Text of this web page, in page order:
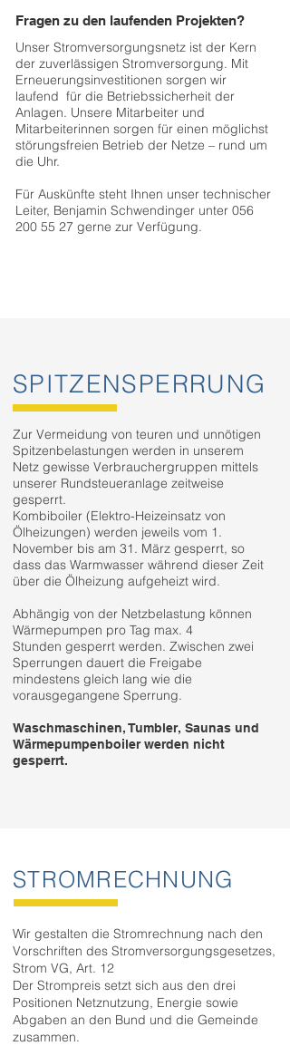
Fragen zu den laufenden Projekten?
Unser Stromversorgungsnetz ist der Kern
der zuverlässigen Stromversorgung. Mit
Erneuerungsinvestitionen sorgen wir
laufend für die Betriebssicherheit der
Anlagen. Unsere Mitarbeiter und
Mitarbeiterinnen sorgen für einen möglichst
störungsfreien Betrieb der Netze – rund um
die Uhr.
Für Auskünfte steht Ihnen unser technischer
Leiter, Benjamin Schwendinger unter 056
200 55 27 gerne zur Verfügung.
SPITZENSPERRUNG
Zur Vermeidung von teuren und unnötigen
Spitzenbelastungen werden in unserem
Netz gewisse Verbrauchergruppen mittels
unserer Rundsteueranlage zeitweise
gesperrt.
Kombiboiler (Elektro-Heizeinsatz von
Ölheizungen) werden jeweils vom 1.
November bis am 31. März gesperrt, so
dass das Warmwasser während dieser Zeit
über die Ölheizung aufgeheizt wird.
Abhängig von der Netzbelastung können
Wärmepumpen pro Tag max. 4
Stunden gesperrt werden. Zwischen zwei
Sperrungen dauert die Freigabe
mindestens gleich lang wie die
vorausgegangene Sperrung.
Waschmaschinen, Tumbler, Saunas und
Wärmepumpenboiler werden nicht
gesperrt.
STROMRECHNUNG
Wir gestalten die Stromrechnung nach den
Vorschriften des Stromversorgungsgesetzes,
Strom VG, Art. 12
Der Strompreis setzt sich aus den drei
Positionen Netznutzung, Energie sowie
Abgaben an den Bund und die Gemeinde
zusammen.